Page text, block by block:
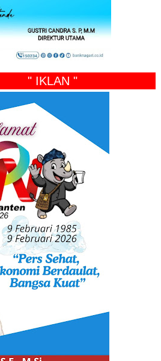
" IKLAN "